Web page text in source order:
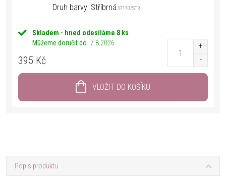
Druh barvy: Stříbrná 37170/STR
Skladem - hned odesíláme 8 ks
Můžeme doručit do 7.8.2026
395 Kč
VLOŽIT DO KOŠÍKU
Popis produktu